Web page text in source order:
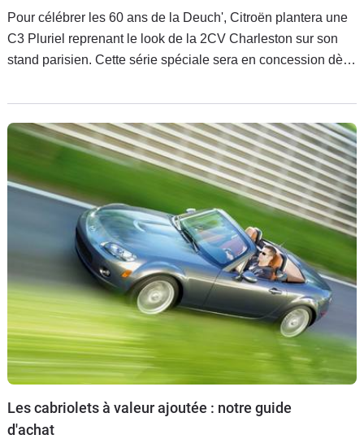
Pour célébrer les 60 ans de la Deuch', Citroën plantera une
C3 Pluriel reprenant le look de la 2CV Charleston sur son
stand parisien. Cette série spéciale sera en concession dès
Les cabriolets à valeur ajoutée : notre guide
d'achat